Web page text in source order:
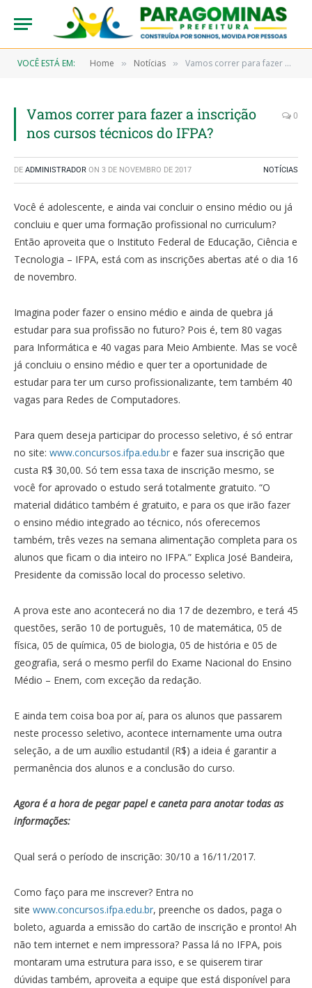
VOCÊ ESTÁ EM: Home » Notícias » Vamos correr para fazer a inscrição nos cursos técnicos do IFPA?
Vamos correr para fazer a inscrição
nos cursos técnicos do IFPA?
0
DE ADMINISTRADOR ON 3 DE NOVEMBRO DE 2017 NOTÍCIAS
Você é adolescente, e ainda vai concluir o ensino médio ou já
concluiu e quer uma formação profissional no curriculum?
Então aproveita que o Instituto Federal de Educação, Ciência e
Tecnologia – IFPA, está com as inscrições abertas até o dia 16
de novembro.
Imagina poder fazer o ensino médio e ainda de quebra já
estudar para sua profissão no futuro? Pois é, tem 80 vagas
para Informática e 40 vagas para Meio Ambiente. Mas se você
já concluiu o ensino médio e quer ter a oportunidade de
estudar para ter um curso profissionalizante, tem também 40
vagas para Redes de Computadores.
Para quem deseja participar do processo seletivo, é só entrar
no site: www.concursos.ifpa.edu.br e fazer sua inscrição que
custa R$ 30,00. Só tem essa taxa de inscrição mesmo, se
você for aprovado o estudo será totalmente gratuito. “O
material didático também é gratuito, e para os que irão fazer
o ensino médio integrado ao técnico, nós oferecemos
também, três vezes na semana alimentação completa para os
alunos que ficam o dia inteiro no IFPA.” Explica José Bandeira,
Presidente da comissão local do processo seletivo.
A prova este ano acontecerá no dia 17 de dezembro, e terá 45
questões, serão 10 de português, 10 de matemática, 05 de
física, 05 de química, 05 de biologia, 05 de história e 05 de
geografia, será o mesmo perfil do Exame Nacional do Ensino
Médio – Enem, com exceção da redação.
E ainda tem coisa boa por aí, para os alunos que passarem
neste processo seletivo, acontece internamente uma outra
seleção, a de um auxílio estudantil (R$) a ideia é garantir a
permanência dos alunos e a conclusão do curso.
Agora é a hora de pegar papel e caneta para anotar todas as
informações:
Qual será o período de inscrição: 30/10 a 16/11/2017.
Como faço para me inscrever? Entra no
site www.concursos.ifpa.edu.br, preenche os dados, paga o
boleto, aguarda a emissão do cartão de inscrição e pronto! Ah
não tem internet e nem impressora? Passa lá no IFPA, pois
montaram uma estrutura para isso, e se quiserem tirar
dúvidas também, aproveita a equipe que está disponível para